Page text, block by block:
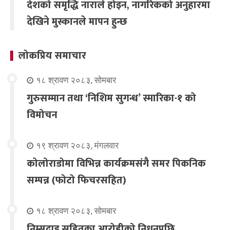
देशको समृद्धि नाराले होइन, नागरिकको अनुहारमा
देखिने मुस्कानले मापन हुन्छ
लोकप्रिय समाचार
१८ श्रावण २०८३, सोमबार
गुरुसम्मान तथा ‘निशिम सुगन्ध’ स्मारिका-१ को
विमोचन
१९ श्रावण २०८३, मंगलवार
कोलोराडोमा विभिन्न कार्यक्रमसंगै समर पिकनिक
सम्पन्न (फोटो फिचरसहित)
१८ श्रावण २०८३, सोमबार